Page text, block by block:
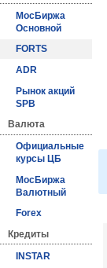
МосБиржа
Основной
FORTS
ADR
Рынок акций
SPB
Валюта
Официальные
курсы ЦБ
МосБиржа
Валютный
Forex
Кредиты
INSTAR